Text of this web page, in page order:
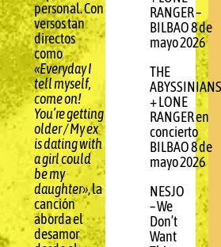
personal. Con
versos tan
directos
como
«Everyday I
tell myself,
come on!
You’re getting
older / My ex
is dating with
a girl could
be my
daughter», la
canción
aborda el
desamor
RANGER –
BILBAO 8 de
mayo 2026
THE
ABYSSINIANS
+ LONE
RANGER en
concierto
BILBAO 8 de
mayo 2026
NESJO
– We
Don’t
Want